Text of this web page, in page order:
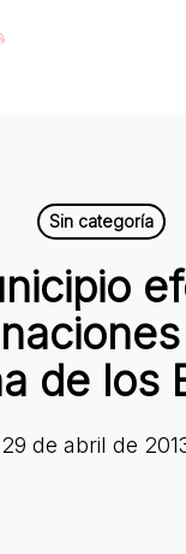
Sin categoría
de los
29 de abril de